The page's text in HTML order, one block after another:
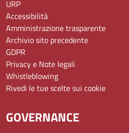
URP
Accessibilità
Amministrazione trasparente
Archivio sito precedente
GDPR
Privacy e Note legali
Whistleblowing
Rivedi le tue scelte sui cookie
GOVERNANCE